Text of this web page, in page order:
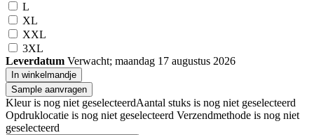
L
XL
XXL
3XL
Leverdatum Verwacht; maandag 17 augustus 2026
In winkelmandje
Sample aanvragen
Kleur is nog niet geselecteerdAantal stuks is nog niet geselecteerd
Opdruklocatie is nog niet geselecteerd Verzendmethode is nog niet
geselecteerd